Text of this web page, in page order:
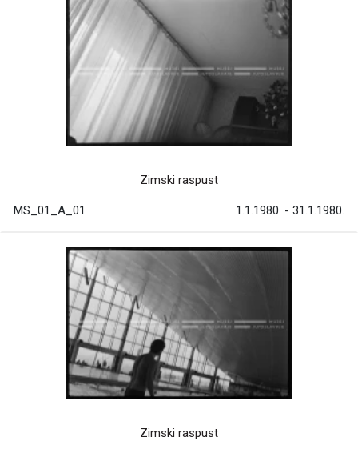
Zimski raspust
MS_01_A_01 1.1.1980. - 31.1.1980.
Zimski raspust